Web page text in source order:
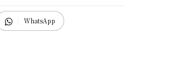
WhatsApp